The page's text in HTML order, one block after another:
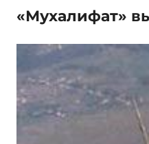
«Мухалифат»